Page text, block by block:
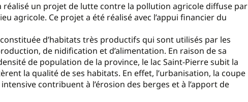
réalisé un projet de lutte contre la pollution agricole diffuse par
agricole. Ce projet a été réalisé avec l’appui financier du
d’habitats très productifs qui sont utilisés par les
de nidification et d’alimentation. En raison de sa
de population de la province, le lac Saint-Pierre subit la
la qualité de ses habitats. En effet, l’urbanisation, la coupe
contribuent à l’érosion des berges et à l’apport de